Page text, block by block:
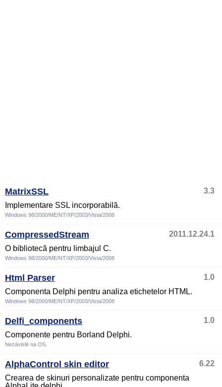
MatrixSSL
3.3
Implementare SSL incorporabilă.
Windows 98/2000/ME/NT/XP/2003/Vista/2008
CompressedStream
2011.12.24.1
O bibliotecă pentru limbajul C.
Windows 98/2000/ME/NT/XP/2003/Vista/2008
Html Parser
1.0
Componenta Delphi pentru analiza etichetelor HTML.
Windows 98/2000/ME/NT/XP/2003/Vista/2008
Delfi_components
1.0
Componente pentru Borland Delphi.
Nezávislé na OS.
AlphaControl skin editor
6.22
Crearea de skinuri personalizate pentru componenta